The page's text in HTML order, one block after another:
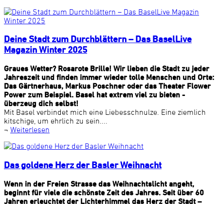
Deine Stadt zum Durchblättern – Das BaselLive
Magazin Winter 2025
Graues Wetter? Rosarote Brille! Wir lieben die Stadt zu jeder
Jahreszeit und finden immer wieder tolle Menschen und Orte:
Das Gärtnerhaus, Markus Poschner oder das Theater Flower
Power zum Beispiel. Basel hat extrem viel zu bieten -
überzeug dich selbst!
Mit Basel verbindet mich eine Liebesschnulze. Eine ziemlich
kitschige, um ehrlich zu sein....
¬ Weiterlesen
Das goldene Herz der Basler Weihnacht
Wenn in der Freien Strasse das Weihnachtslicht angeht,
beginnt für viele die schönste Zeit des Jahres. Seit über 60
Jahren erleuchtet der Lichterhimmel das Herz der Stadt –